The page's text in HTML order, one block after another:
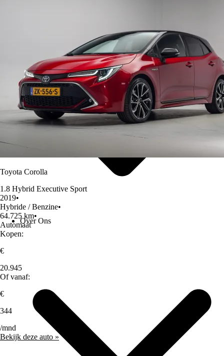
Over Ons
Toyota Corolla
1.8 Hybrid Executive Sport
2019•
Hybride / Benzine•
64.725 km•
Automaat
Kopen:
€
20.945
Of vanaf:
€
344
/mnd
Bekijk deze auto »